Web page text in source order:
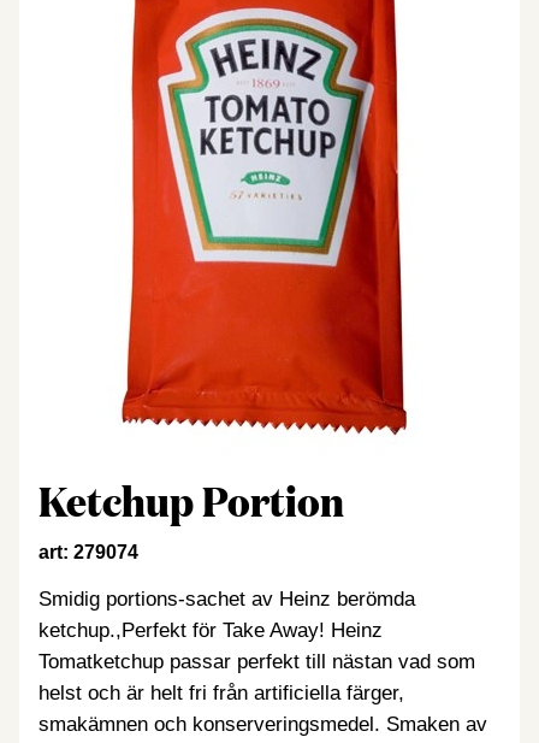
Ketchup Portion
art: 279074
Smidig portions-sachet av Heinz berömda
ketchup.,Perfekt för Take Away! Heinz
Tomatketchup passar perfekt till nästan vad som
helst och är helt fri från artificiella färger,
smakämnen och konserveringsmedel. Smaken av